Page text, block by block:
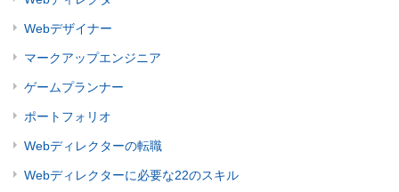
Webデザイナー
マークアップエンジニア
ゲームプランナー
ポートフォリオ
Webディレクターの転職
Webディレクターに必要な22のスキル